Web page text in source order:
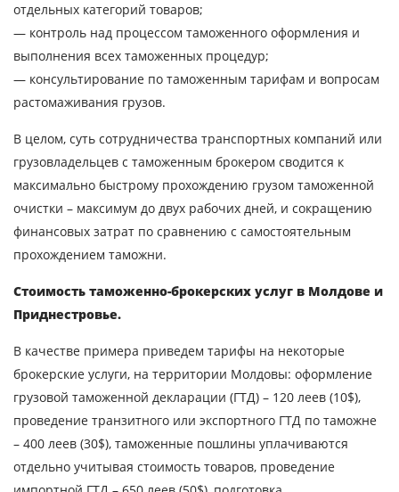
отдельных категорий товаров;
— контроль над процессом таможенного оформления и
выполнения всех таможенных процедур;
— консультирование по таможенным тарифам и вопросам
растомаживания грузов.
В целом, суть сотрудничества транспортных компаний или
грузовладельцев с таможенным брокером сводится к
максимально быстрому прохождению грузом таможенной
очистки – максимум до двух рабочих дней, и сокращению
финансовых затрат по сравнению с самостоятельным
прохождением таможни.
Стоимость таможенно-брокерских услуг в Молдове и
Приднестровье.
В качестве примера приведем тарифы на некоторые
брокерские услуги, на территории Молдовы: оформление
грузовой таможенной декларации (ГТД) – 120 леев (10$),
проведение транзитного или экспортного ГТД по таможне
– 400 леев (30$), таможенные пошлины уплачиваются
отдельно учитывая стоимость товаров, проведение
Узнать стоимость